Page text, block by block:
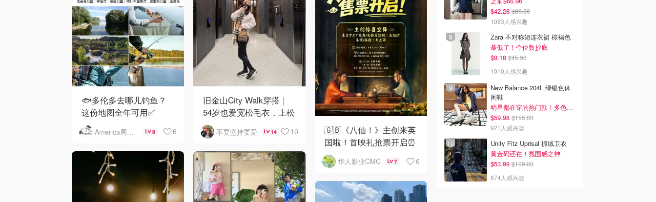
🐟多伦多去哪儿钓鱼？
这份地图全年可用✅
America周末快讯 9 6
旧金山City Walk穿搭｜
54岁也爱宽松毛衣，上松
下紧真的很救比例
不要坚持要爱 14 10
🇬🇧《八仙！》主创来英
国啦！首映礼抢票开启⏰
华人影业CMC 7 6
$42.28 $89.50
1083人感兴趣
Zara 不对称短连衣裙 棕褐色
蕞低了！个位数抄底
$9.18 $45.90
1010人感兴趣
New Balance 204L 绿银色休
闲鞋
明星都在穿的热门款！多色可选 3.8折
$59.98 $155.00
921人感兴趣
Unity Fitz Uprisal 抓绒卫衣
黄金码还在！氛围感之神
$53.99 $109.00
874人感兴趣